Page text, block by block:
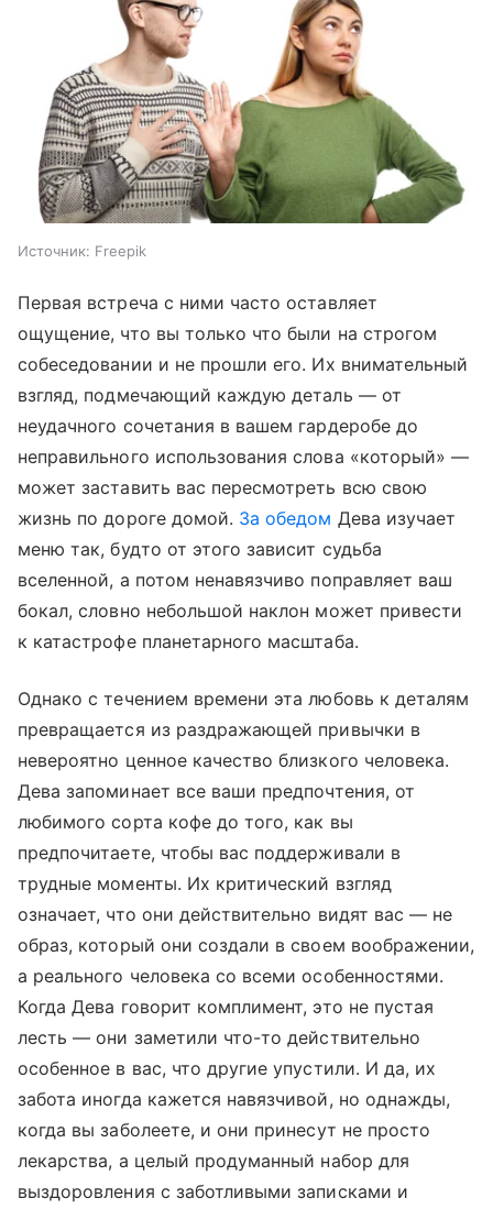
Источник: Freepik
Первая встреча с ними часто оставляет
ощущение, что вы только что были на строгом
собеседовании и не прошли его. Их внимательный
взгляд, подмечающий каждую деталь — от
неудачного сочетания в вашем гардеробе до
неправильного использования слова «который» —
может заставить вас пересмотреть всю свою
жизнь по дороге домой. За обедом Дева изучает
меню так, будто от этого зависит судьба
вселенной, а потом ненавязчиво поправляет ваш
бокал, словно небольшой наклон может привести
к катастрофе планетарного масштаба.
Однако с течением времени эта любовь к деталям
превращается из раздражающей привычки в
невероятно ценное качество близкого человека.
Дева запоминает все ваши предпочтения, от
любимого сорта кофе до того, как вы
предпочитаете, чтобы вас поддерживали в
трудные моменты. Их критический взгляд
означает, что они действительно видят вас — не
образ, который они создали в своем воображении,
а реального человека со всеми особенностями.
Когда Дева говорит комплимент, это не пустая
лесть — они заметили что-то действительно
особенное в вас, что другие упустили. И да, их
забота иногда кажется навязчивой, но однажды,
когда вы заболеете, и они принесут не просто
лекарства, а целый продуманный набор для
выздоровления с заботливыми записками и